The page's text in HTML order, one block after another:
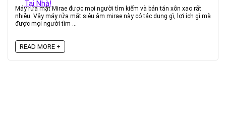
Máy rửa mặt Mirae được mọi người tìm kiếm và bán tán xôn xao rất
nhiều. Vậy máy rửa mặt siêu âm mirae này có tác dụng gì, lợi ích gì mà
được mọi người tìm ...
READ MORE +